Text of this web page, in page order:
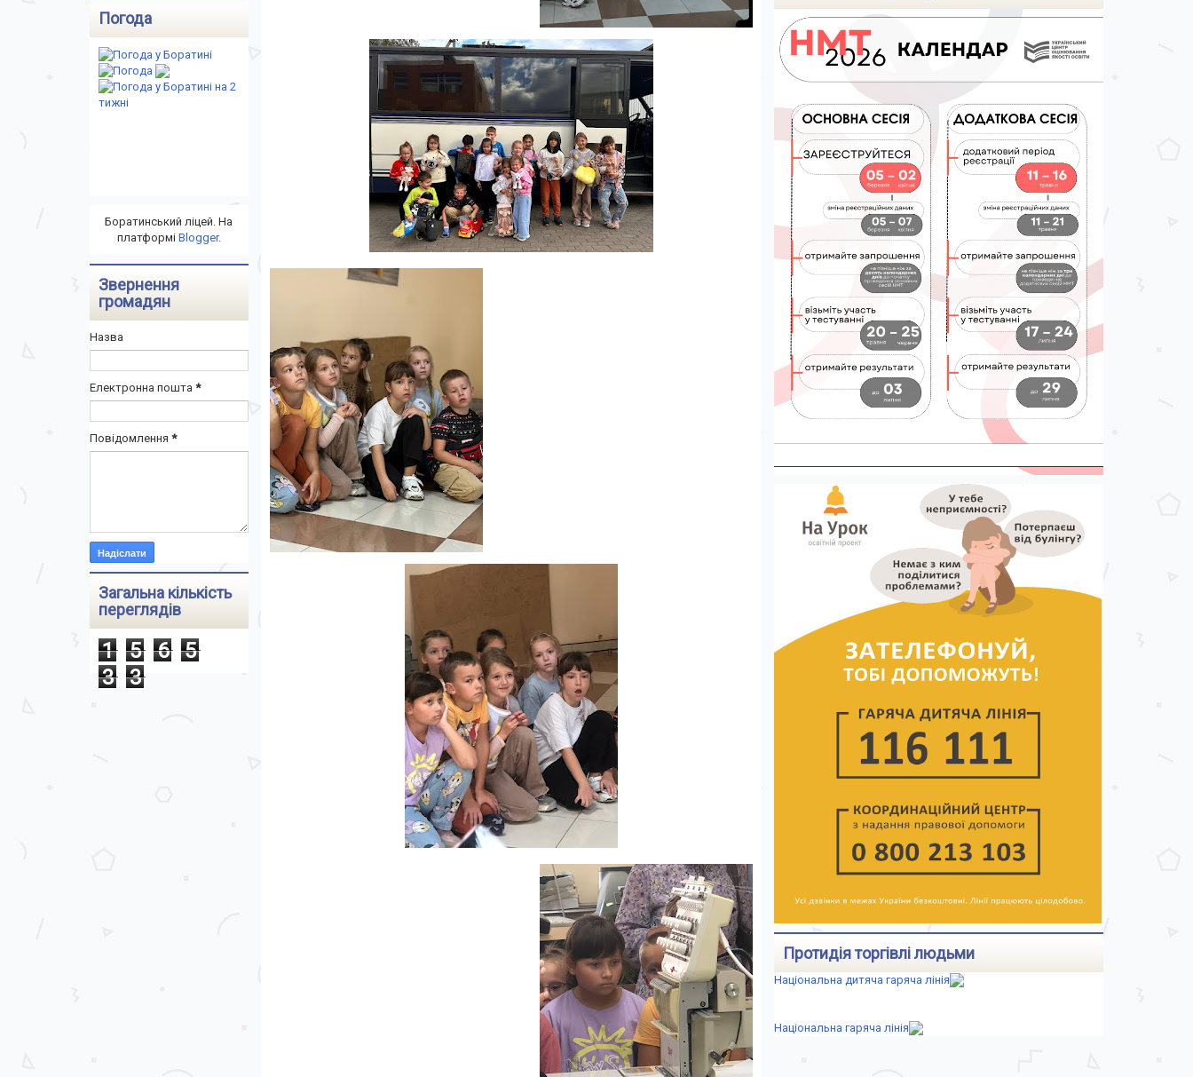
Погода
Боратинський ліцей. На
платформі Blogger.
Звернення
громадян
Назва
Електронна пошта *
Повідомлення *
Загальна кількість
переглядів
1 5 6
5
3
3
Протидія торгівлі людьми
Національна дитяча гаряча лінія
Національна гаряча лінія